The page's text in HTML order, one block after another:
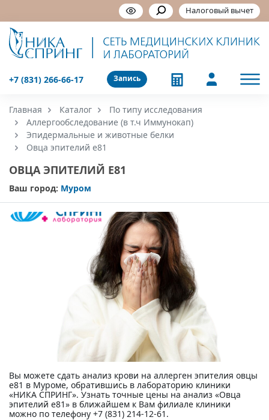
Налоговый вычет
Запись
+7 (831) 266-66-17
Главная Каталог
По типу исследования
Аллергообследование (в т.ч Иммунокап)
Эпидермальные и животные белки
Овца эпителий e81
ОВЦА ЭПИТЕЛИЙ E81
Ваш город: Муром
Вы можете сдать анализ крови на аллерген эпителия овцы
e81 в Муроме, обратившись в лабораторию клиники
«НИКА СПРИНГ». Узнать точные цены на анализ «Овца
эпителий e81» в ближайшем к Вам филиале клиники
можно по телефону +7 (831) 214-12-61.